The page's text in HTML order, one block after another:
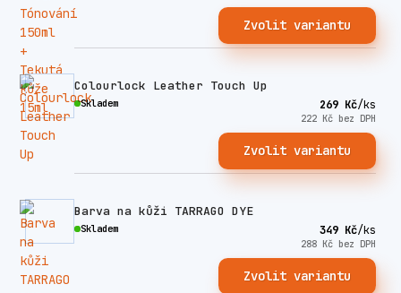
Zvolit variantu
Colourlock Leather Touch Up
269 Kč/ks
222 Kč bez DPH
Skladem
Zvolit variantu
Barva na kůži TARRAGO DYE
349 Kč/ks
288 Kč bez DPH
Skladem
Zvolit variantu